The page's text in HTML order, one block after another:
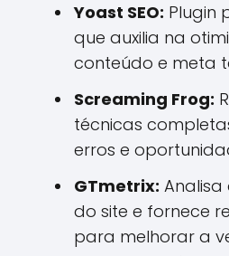
Yoast SEO: Plugin
que auxilia na
conteúdo e meta
Screaming Frog:
técnicas
erros e
GTmetrix:
do site e fornece
para melhorar a